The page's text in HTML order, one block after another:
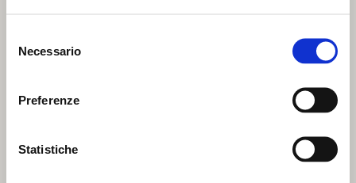
delNecessario
Preferenze
Statistiche